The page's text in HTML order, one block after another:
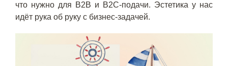
что нужно для B2B и B2C-подачи. Эстетика у нас
идёт рука об руку с бизнес-задачей.